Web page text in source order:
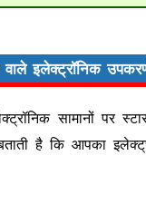
वाले इलेक्ट्रॉनिक
सामानों पर
है कि आपका